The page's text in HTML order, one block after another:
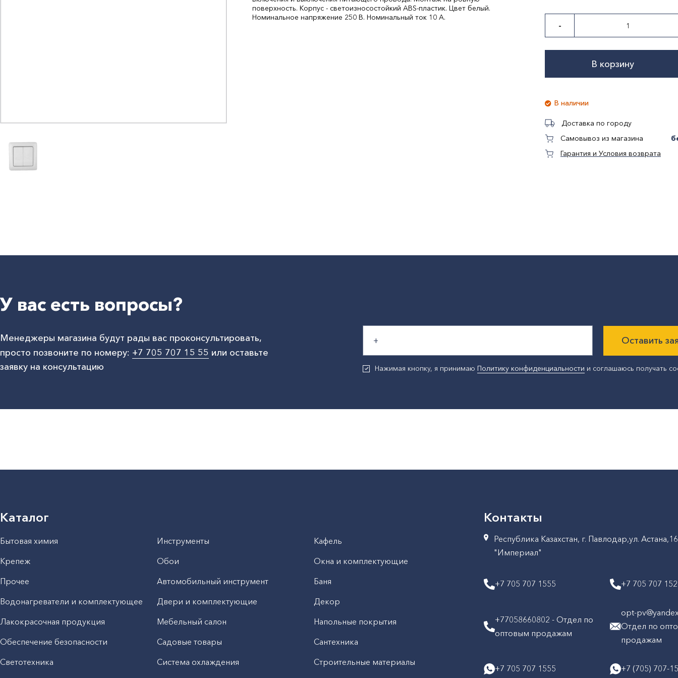
поверхность. Корпус - светоизносостойкий ABS-пластик. Цвет белый.
Номинальное напряжение 250 В. Номинальный ток 10 А.
-
В корзину
В наличии
Доставка по городу
Самовывоз из магазина
Гарантия и Условия возврата
У вас есть вопросы?
Менеджеры магазина будут рады вас проконсультировать,
просто позвоните по номеру: +7 705 707 15 55 или оставьте
заявку на консультацию
Оставить
Нажимая кнопку, я принимаюПолитику конфиденциальности и соглашаюсь получать
Каталог
Бытовая химия Инструменты
Кафель
Крепеж
Обои
Окна и комплектующие
Прочее
Автомобильный инструмент
Баня
Водонагреватели и комплектующее
Двери и комплектующие
Декор
Лакокрасочная продукция
Мебельный салон
Напольные покрытия
Обеспечение безопасности
Садовые товары
Сантехника
Светотехника
Система охлаждения
Строительные материалы
Контакты
Республика Казахстан, г. Павлодар,ул.
"Империал"
+7 705 707 1555 +7 705 707
+77058660802 - Отдел по
оптовым продажам
opt-
Отдел по
продажам
+7 705 707 1555 +7 (705) 707-